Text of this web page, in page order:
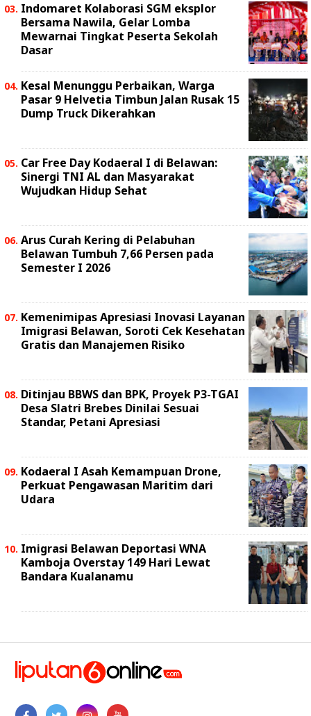
Indomaret Kolaborasi SGM eksplor
Bersama Nawila, Gelar Lomba
Mewarnai Tingkat Peserta Sekolah
Dasar
Kesal Menunggu Perbaikan, Warga
Pasar 9 Helvetia Timbun Jalan Rusak 15
Dump Truck Dikerahkan
Car Free Day Kodaeral I di Belawan:
Sinergi TNI AL dan Masyarakat
Wujudkan Hidup Sehat
Arus Curah Kering di Pelabuhan
Belawan Tumbuh 7,66 Persen pada
Semester I 2026
Kemenimipas Apresiasi Inovasi Layanan
Imigrasi Belawan, Soroti Cek Kesehatan
Gratis dan Manajemen Risiko
Ditinjau BBWS dan BPK, Proyek P3-TGAI
Desa Slatri Brebes Dinilai Sesuai
Standar, Petani Apresiasi
Kodaeral I Asah Kemampuan Drone,
Perkuat Pengawasan Maritim dari
Udara
Imigrasi Belawan Deportasi WNA
Kamboja Overstay 149 Hari Lewat
Bandara Kualanamu